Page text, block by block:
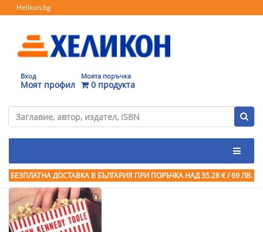
Helikon.bg
Вход
Моят профил
Моята поръчка
0 продукта
БЕЗПЛАТНА ДОСТАВКА В БЪЛГАРИЯ ПРИ ПОРЪЧКА НАД 35.28 € / 69 ЛВ.